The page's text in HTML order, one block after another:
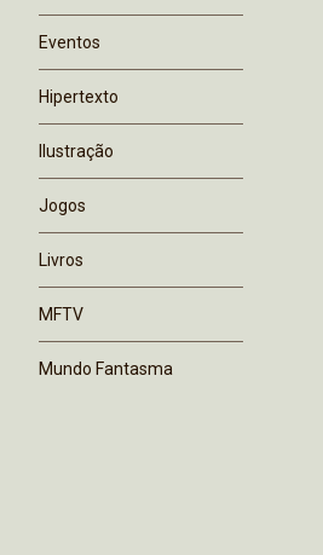
Eventos
Hipertexto
Ilustração
Jogos
Livros
MFTV
Mundo Fantasma